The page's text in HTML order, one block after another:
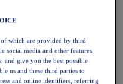
of which are provided by third
social media and other features,
and give you the best possible
us and these third parties to
and online identifiers, referring